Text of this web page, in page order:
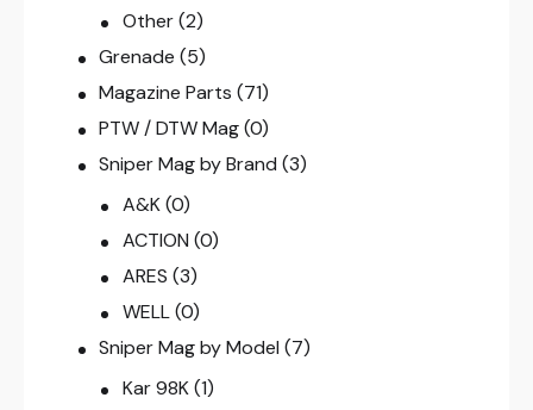
Other (2)
Grenade (5)
Magazine Parts (71)
PTW / DTW Mag (0)
Sniper Mag by Brand (3)
A&K (0)
ACTION (0)
ARES (3)
WELL (0)
Sniper Mag by Model (7)
Kar 98K (1)